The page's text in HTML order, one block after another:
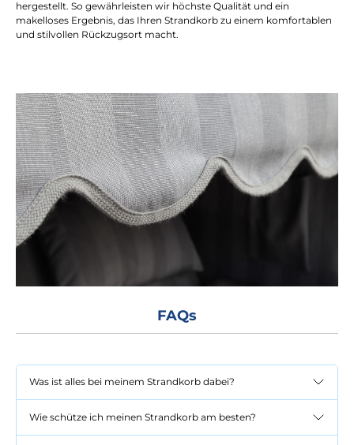
hergestellt. So gewährleisten wir höchste Qualität und ein
makelloses Ergebnis, das Ihren Strandkorb zu einem komfortablen
und stilvollen Rückzugsort macht.
FAQs
Was ist alles bei meinem Strandkorb dabei?
Wie schütze ich meinen Strandkorb am besten?